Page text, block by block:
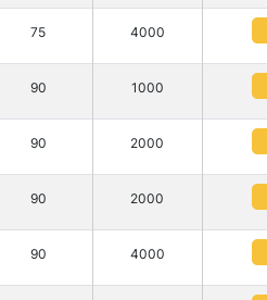
75 4000
90 1000
90 2000
90 2000
90 4000